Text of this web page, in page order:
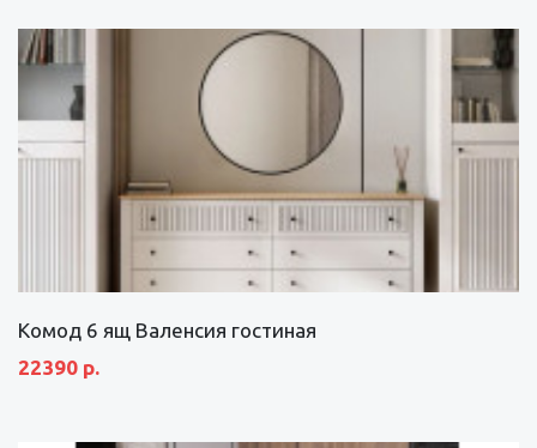
Комод 6 ящ Валенсия гостиная
22390 р.